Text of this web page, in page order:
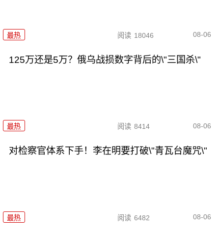
最热 阅读 18046 08-06
125万还是5万？俄乌战损数字背后的\"三国杀\"
最热 阅读 8414 08-06
对检察官体系下手！李在明要打破\"青瓦台魔咒\"
最热 阅读 6482 08-06